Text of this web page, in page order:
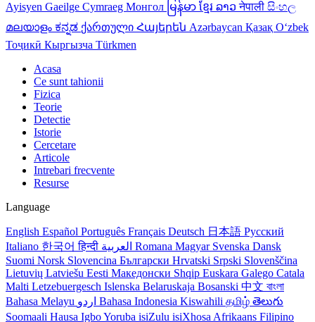
Ayisyen Gaeilge Cymraeg Монгол မြန်မာ ខ្មែរ ລາວनेपाली සිංහල
മലയാളം ಕನ್ನಡ ქართული Հայերեն Azərbaycan Қазақ Oʻzbek
Тоҷикӣ Кыргызча Türkmen
Acasa
Ce sunt tahionii
Fizica
Teorie
Detectie
Istorie
Cercetare
Articole
Intrebari frecvente
Resurse
Language
English Español Português Français Deutsch 日本語 Русский
Italiano 한국어हिन्दी Romana Magyar Svenska Dansk
Suomi Norsk Slovencina Български Hrvatski Srpski Slovenščina
Lietuvių Latviešu Eesti Македонски Shqip Euskara Galego Catala
Malti Letzebuergesch Islenska Belaruskaja Bosanski 中文 বাংলা
Bahasa Melayu
Bahasa Indonesia Kiswahili தமிழ் తెలుగు
Soomaali Hausa IgboYoruba isiZulu isiXhosa Afrikaans Filipino